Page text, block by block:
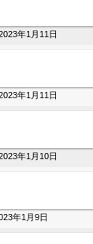
年1月11日
年1月11日
年1月10日
年1月9日